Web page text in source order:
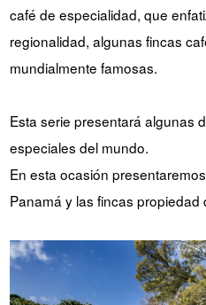
café de especialidad, que
regionalidad, algunas fincas
mundialmente famosas.
Esta serie presentará algunas
especiales del mundo.
En esta ocasión
Panamá y las fincas propiedad